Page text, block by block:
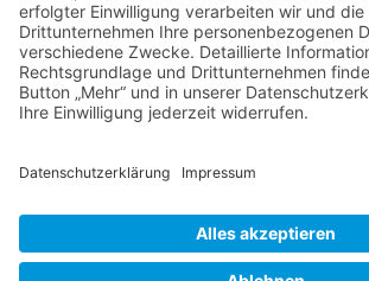
14,95€– 19,95€
Ausführung wählen
Wichtige Infos
Copyright © 2014 Nähmaschinen